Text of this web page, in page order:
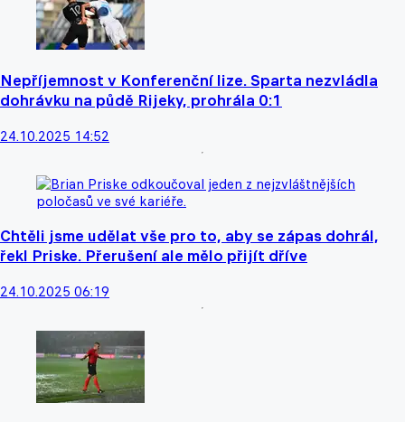
Nepříjemnost v Konferenční lize. Sparta nezvládla
dohrávku na půdě Rijeky, prohrála 0:1
24.10.2025 14:52
Chtěli jsme udělat vše pro to, aby se zápas dohrál,
řekl Priske. Přerušení ale mělo přijít dříve
24.10.2025 06:19